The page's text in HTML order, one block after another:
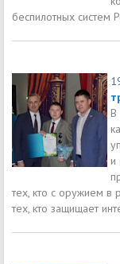
беспилотных систем
В
и
тех, кто с оружием в
тех, кто защищает